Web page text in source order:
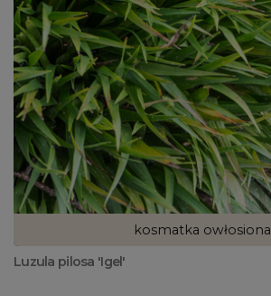
kosmatka owłosiona
Luzula pilosa 'Igel'